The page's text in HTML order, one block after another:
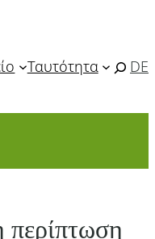
Ταυτότητα DE
περίπτωση